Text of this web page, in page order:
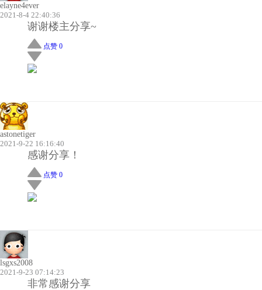
elayne4ever
2021-8-4 22:40:36
谢谢楼主分享~
点赞 0
astonetiger
2021-9-22 16:16:40
感谢分享！
点赞 0
lsgxs2008
2021-9-23 07:14:23
非常感谢分享